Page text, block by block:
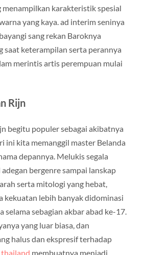
menampilkan karakteristik spesial
yang kaya. ad interim seninya
sang rekan Baroknya
saat keterampilan serta perannya
merintis artis perempuan mulai
Rijn
begitu populer sebagai akibatnya
ini kita memanggil master Belanda
depannya. Melukis segala
bergenre sampai lanskap
serta mitologi yang hebat,
kekuatan lebih banyak didominasi
selama sebagian akbar abad ke-17.
yang luar biasa, dan
halus dan ekspresif terhadap
membuatnya menjadi